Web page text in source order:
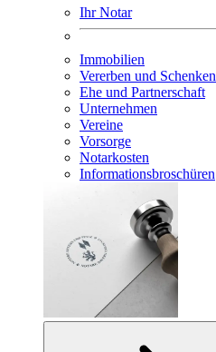
Ihr Notar
Immobilien
Vererben und Schenken
Ehe und Partnerschaft
Unternehmen
Vereine
Vorsorge
Notarkosten
Informationsbroschüren